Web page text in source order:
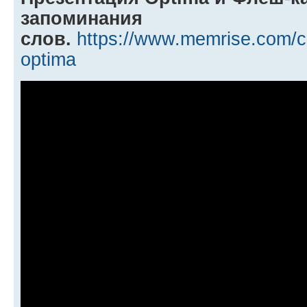
запоминания
слов. https://www.memrise.com/
optima